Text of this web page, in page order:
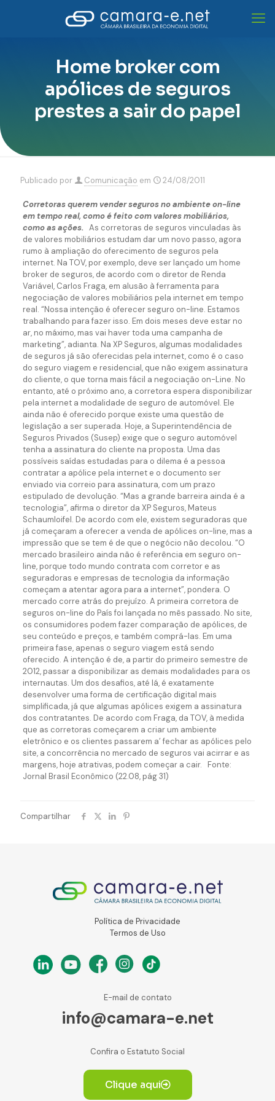
Home broker com
apólices de seguros
prestes a sair do papel
Publicado por Comunicação em 24/08/2011
Corretoras querem vender seguros no ambiente on-line
em tempo real, como é feito com valores mobiliários,
como as ações.As corretoras de seguros vinculadas às
de valores mobiliários estudam dar um novo passo, agora
rumo à ampliação do oferecimento de seguros pela
internet. Na TOV, por exemplo, deve ser lançado um home
broker de seguros, de acordo com o diretor de Renda
Variável, Carlos Fraga, em alusão à ferramenta para
negociação de valores mobiliários pela internet em tempo
real. “Nossa intenção é oferecer seguro on-line. Estamos
trabalhando para fazer isso. Em dois meses deve estar no
ar, no máximo, mas vai haver toda uma campanha de
marketing”, adianta. Na XP Seguros, algumas modalidades
de seguros já são oferecidas pela internet, como é o caso
do seguro viagem e residencial, que não exigem assinatura
do cliente, o que torna mais fácil a negociação on-Line. No
entanto, até o próximo ano, a corretora espera disponibilizar
pela internet a modalidade de seguro de automóvel. Ele
ainda não é oferecido porque existe uma questão de
legislação a ser superada. Hoje, a Superintendência de
Seguros Privados (Susep) exige que o seguro automóvel
tenha a assinatura do cliente na proposta. Uma das
possíveis saídas estudadas para o dilema é a pessoa
contratar a apólice pela internet e o documento ser
enviado via correio para assinatura, com um prazo
estipulado de devolução. “Mas a grande barreira ainda é a
tecnologia”, afirma o diretor da XP Seguros, Mateus
Schaumloifel. De acordo com ele, existem seguradoras que
já começaram a oferecer a venda de apólices on-line, mas a
impressão que se tem é de que o negócio não decolou. “O
mercado brasileiro ainda não é referência em seguro on-
line, porque todo mundo contrata com corretor e as
seguradoras e empresas de tecnologia da informação
começam a atentar agora para a internet”, pondera. O
mercado corre atrás do prejuízo. A primeira corretora de
seguros on-line do País foi lançada no mês passado. No site,
os consumidores podem fazer comparação de apólices, de
seu conteúdo e preços, e também comprá-las. Em uma
primeira fase, apenas o seguro viagem está sendo
oferecido. A intenção é de, a partir do primeiro semestre de
2012, passar a disponibilizar as demais modalidades para os
internautas. Um dos desafios, até lá, é exatamente
desenvolver uma forma de certificação digital mais
simplificada, já que algumas apólices exigem a assinatura
dos contratantes. De acordo com Fraga, da TOV, à medida
que as corretoras começarem a criar um ambiente
eletrônico e os clientes passarem a’ fechar as apólices pelo
site, a concorrência no mercado de seguros vai acirrar e as
margens, hoje atrativas, podem começar a cair. Fonte:
Jornal Brasil Econômico (22.08, pág 31)
Compartilhar
Política de Privacidade
Termos de Uso
E-mail de contato
info@camara-e.net
Confira o Estatuto Social
Clique aqui